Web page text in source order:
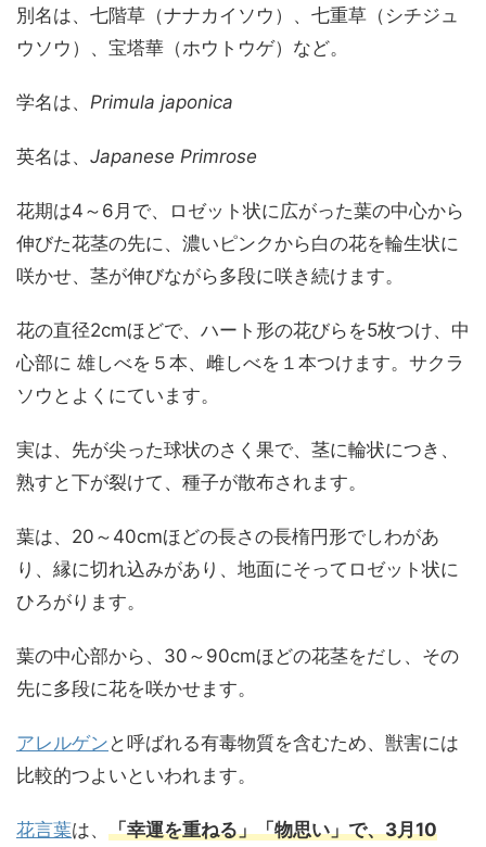
別名は、 七階草（ナナカイソウ）、七重草（シチジュ
ウソウ）、宝塔華（ホウトウゲ）など。
学名は、 Primula japonica
英名は、 Japanese Primrose
花期は4～6月で、ロゼット状に広がった葉の中心から
伸びた花茎の先に、濃いピンクから白の花を輪生状に
咲かせ、茎が伸びながら多段に咲き続けます。
花の直径2cmほどで、ハート形の花びらを5枚つけ、中
心部に 雄しべを５本、雌しべを１本つけます。サクラ
ソウとよくにています。
実は、先が尖った球状のさく果で、茎に輪状につき、
熟すと下が裂けて、種子が散布されます。
葉は、20～40cmほどの長さの長楕円形でしわがあ
り、縁に切れ込みがあり、地面にそってロゼット状に
ひろがります。
葉の中心部から、30～90cmほどの花茎をだし、その
先に多段に花を咲かせます。
アレルゲン と呼ばれる有毒物質を含むため、獣害には
比較的つよいといわれます。
花言葉は、 「幸運を重ねる」「物思い」で、3月10